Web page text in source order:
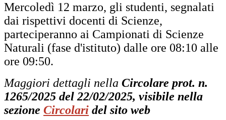
Mercoledì 12 marzo, gli studenti, segnalati
dai rispettivi docenti di Scienze,
parteciperanno ai Campionati di Scienze
Naturali (fase d'istituto) dalle ore 08:10 alle
ore 09:50.
Maggiori dettagli nella Circolare prot. n.
1265/2025 del 22/02/2025, visibile nella
sezione Circolari del sito web